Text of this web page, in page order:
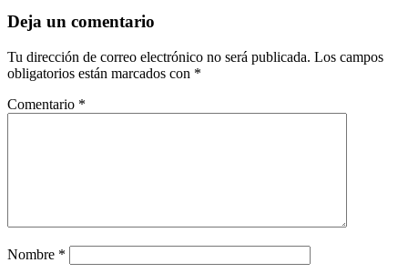
Deja un comentario
Tu dirección de correo electrónico no será publicada. Los campos
obligatorios están marcados con *
Comentario *
Nombre *